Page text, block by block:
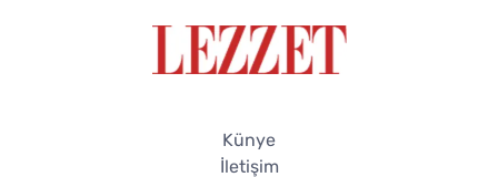
Künye
İletişim